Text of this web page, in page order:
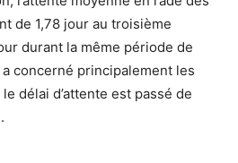
de 1,78 jour au troisième
durant la même période de
concerné principalement les
délai d’attente est passé de